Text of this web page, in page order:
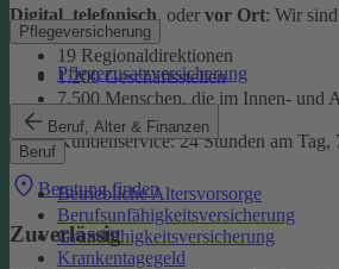
Pflegeversicherung
Pflegezusatzversicherung
Beruf, Alter & Finanzen
Beruf
Betriebliche Altersvorsorge
Berufsunfähigkeitsversicherung
Grundfähigkeitsversicherung
Krankentagegeld
Digital,telefonisch, oder vor Ort: Wir
19 Regionaldirektionen
1.200 Geschäftsstellen
7.500 Menschen, die im Innen- und
arbeiten
Kundenservice: 24 Stunden am Tag,
Beratung finden
Zuverlässig